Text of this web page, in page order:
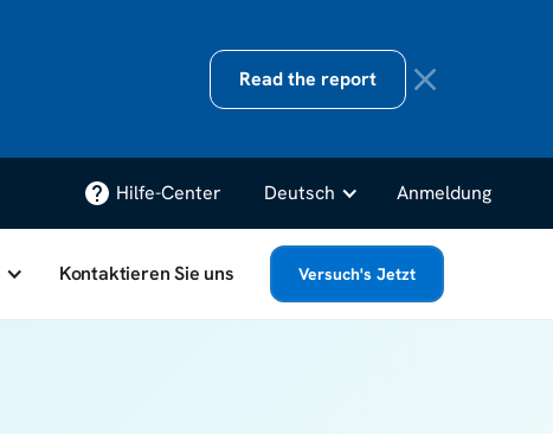
Read the report
Hilfe-Center Deutsch Anmeldung
Kontaktieren Sie uns Versuch's Jetzt